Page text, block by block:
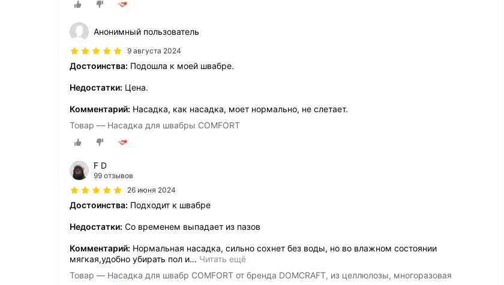
Анонимный пользователь
9 августа 2024
Достоинства: Подошла к моей швабре.
Недостатки: Цена.
Комментарий: Насадка, как насадка, моет нормально, не слетает.
Товар — Насадка для швабры COMFORT
F D
99 отзывов
26 июня 2024
Достоинства: Подходит к швабре
Недостатки: Со временем выпадает из пазов
Комментарий: Нормальная насадка, сильно сохнет без воды, но во влажном состоянии
мягкая,удобно убирать пол и… Читать ещё
Товар — Насадка для швабр COMFORT от бренда DOMCRAFT, из целлюлозы, многоразовая